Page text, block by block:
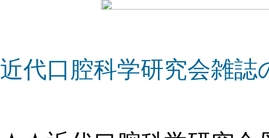
近代口腔科学研究会雑